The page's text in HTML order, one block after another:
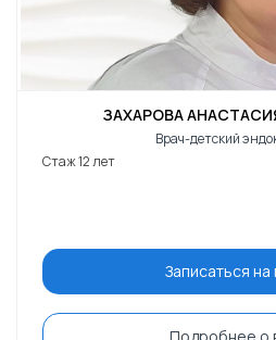
ЗАХАРОВА
Врач-детский
Стаж 12 лет
Записаться